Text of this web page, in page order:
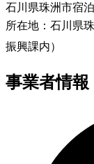
石川県珠洲市宿
所在地：石川県
振興課内）
事業者情報